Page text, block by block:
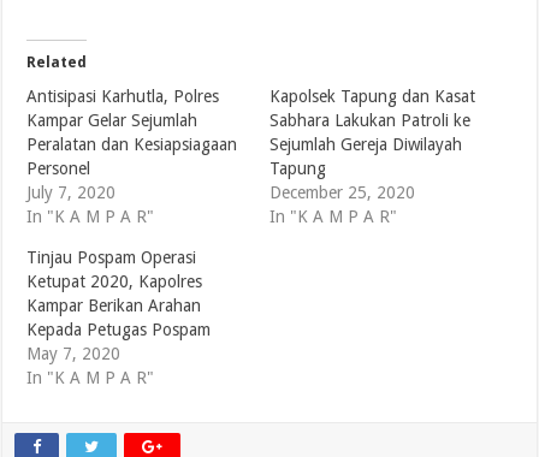
Related
Antisipasi Karhutla, Polres
Kampar Gelar Sejumlah
Peralatan dan Kesiapsiagaan
Personel
July 7, 2020
In "K A M P A R"
Kapolsek Tapung dan Kasat
Sabhara Lakukan Patroli ke
Sejumlah Gereja Diwilayah
Tapung
December 25, 2020
In "K A M P A R"
Tinjau Pospam Operasi
Ketupat 2020, Kapolres
Kampar Berikan Arahan
Kepada Petugas Pospam
May 7, 2020
In "K A M P A R"